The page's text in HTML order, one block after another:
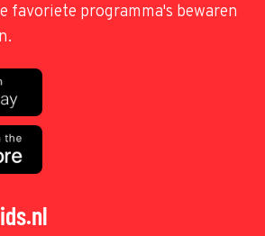
favoriete programma's bewaren